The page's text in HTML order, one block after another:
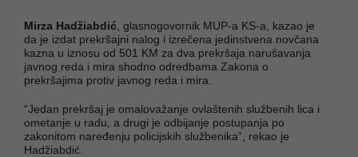
Mirza Hadžiabdić , glasnogovornik MUP-a KS-a, kazao je
da je izdat prekršajni nalog i izrečena jedinstvena novčana
kazna u iznosu od 501 KM za dva prekršaja narušavanja
javnog reda i mira shodno odredbama Zakona o
prekršajima protiv javnog reda i mira.
“Jedan prekršaj je omalovažanje ovlaštenih službenih lica i
ometanje u radu, a drugi je odbijanje postupanja po
zakonitom naređenju policijskih službenika”, rekao je
Hadžiabdić.